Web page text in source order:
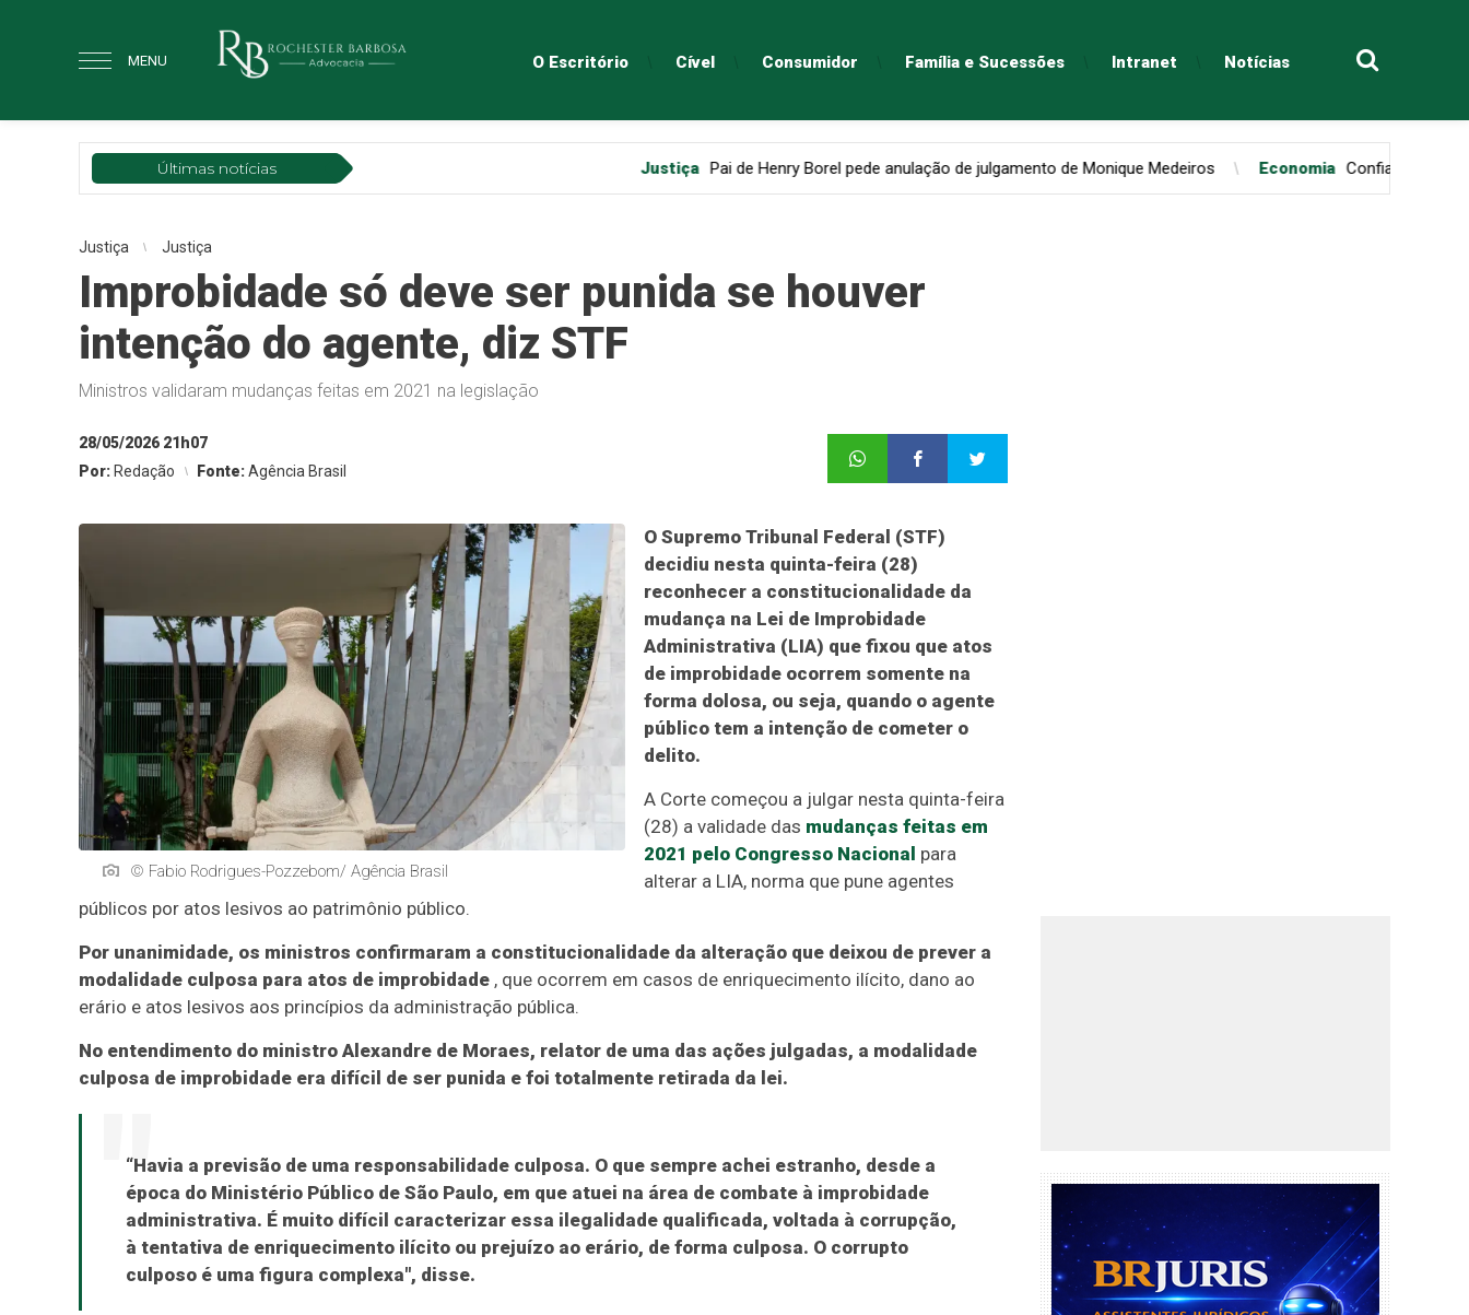
MENU O Escritório Cível Consumidor Família e Sucessões Intranet Notícias
Últimas notícias Pai de Henry Borel pede anulação de julgamento de Monique Medeiros Economia Confiança do consumidor
Justiça Justiça
Improbidade só deve ser punida se houver
intenção do agente, diz STF
Ministros validaram mudanças feitas em 2021 na legislação
28/05/2026 21h07
Por: Redação Fonte:Agência Brasil
© Fabio Rodrigues-Pozzebom/ Agência Brasil
O Supremo Tribunal Federal (STF)
decidiu nesta quinta-feira (28)
reconhecer a constitucionalidade da
mudança na Lei de Improbidade
Administrativa (LIA) que fixou que atos
de improbidade ocorrem somente na
forma dolosa, ou seja, quando o agente
público tem a intenção de cometer o
delito.
A Corte começou a julgar nesta quinta-feira
(28) a validade das mudanças feitas em
2021 pelo Congresso Nacional para
alterar a LIA, norma que pune agentes
públicos por atos lesivos ao patrimônio público.
Por unanimidade, os ministros confirmaram a constitucionalidade da alteração que deixou de prever a
modalidade culposa para atos de improbidade , que ocorrem em casos de enriquecimento ilícito, dano ao
erário e atos lesivos aos princípios da administração pública.
No entendimento do ministro Alexandre de Moraes, relator de uma das ações julgadas, a modalidade
culposa de improbidade era difícil de ser punida e foi totalmente retirada da lei.
“Havia a previsão de uma responsabilidade culposa. O que sempre achei estranho, desde a
época do Ministério Público de São Paulo, em que atuei na área de combate à improbidade
administrativa. É muito difícil caracterizar essa ilegalidade qualificada, voltada à corrupção,
à tentativa de enriquecimento ilícito ou prejuízo ao erário, de forma culposa. O corrupto
culposo é uma figura complexa", disse.